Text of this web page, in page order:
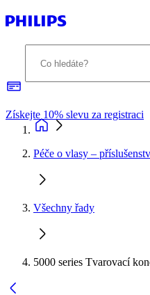
Získejte 10% slevu za registraci
Péče o vlasy –
Všechny řady
5000 series Tvarovací